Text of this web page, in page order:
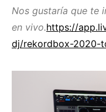
Nos gustaría que te
en vivo.https://
dj/rekordbox-2020-